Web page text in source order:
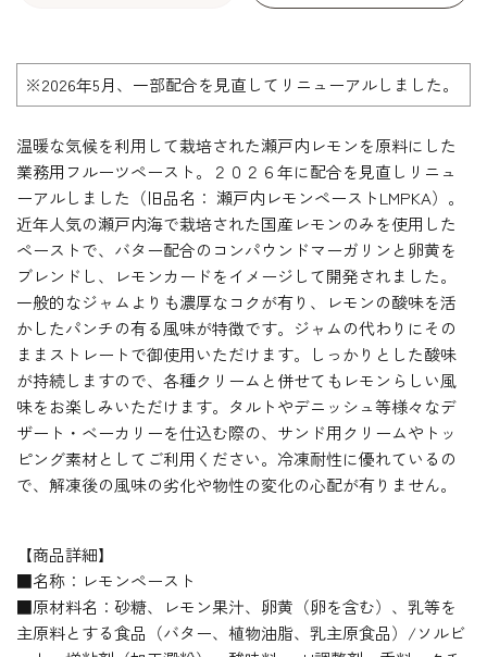
※2026年5月、一部配合を見直してリニューアルしました。
温暖な気候を利用して栽培された瀬戸内レモンを原料にした
業務用フルーツペースト。２０２６年に配合を見直しリニュ
ーアルしました（旧品名： 瀬戸内レモンペーストLMPKA）。
近年人気の瀬戸内海で栽培された国産レモンのみを使用した
ペーストで、バター配合のコンパウンドマーガリンと卵黄を
ブレンドし、レモンカードをイメージして開発されました。
一般的なジャムよりも濃厚なコクが有り、レモンの酸味を活
かしたパンチの有る風味が特徴です。ジャムの代わりにその
ままストレートで御使用いただけます。しっかりとした酸味
が持続しますので、各種クリームと併せてもレモンらしい風
味をお楽しみいただけます。タルトやデニッシュ等様々なデ
ザート・ベーカリーを仕込む際の、サンド用クリームやトッ
ピング素材としてご利用ください。冷凍耐性に優れているの
で、解凍後の風味の劣化や物性の変化の心配が有りません。
【商品詳細】
■名称：レモンペースト
■原材料名：砂糖、レモン果汁、卵黄（卵を含む）、乳等を
主原料とする食品（バター、植物油脂、乳主原食品）/ソルビ